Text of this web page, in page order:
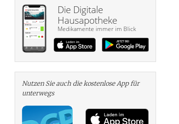
Die Digitale
Hausapotheke
Medikamente immer im Blick
Nutzen Sie auch die kosten­lose App für
unterwegs